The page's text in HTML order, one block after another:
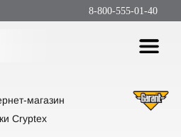
8-800-555-01-40
магазин
Cryptex